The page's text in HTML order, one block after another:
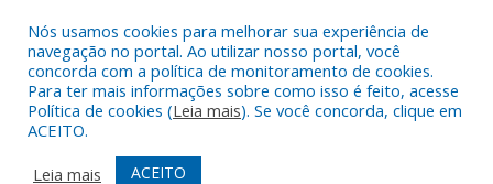
Todos os direitos reservados a Câmara Municipal de Gurupá.
Mapa do Site
Acessar Área Administrativa
Nós usamos cookies para melhorar sua experiência de
navegação no portal. Ao utilizar nosso portal, você
concorda com a política de monitoramento de cookies.
Para ter mais informações sobre como isso é feito, acesse
Política de cookies (Leia mais). Se você concorda, clique em
ACEITO.
Leia mais
ACEITO